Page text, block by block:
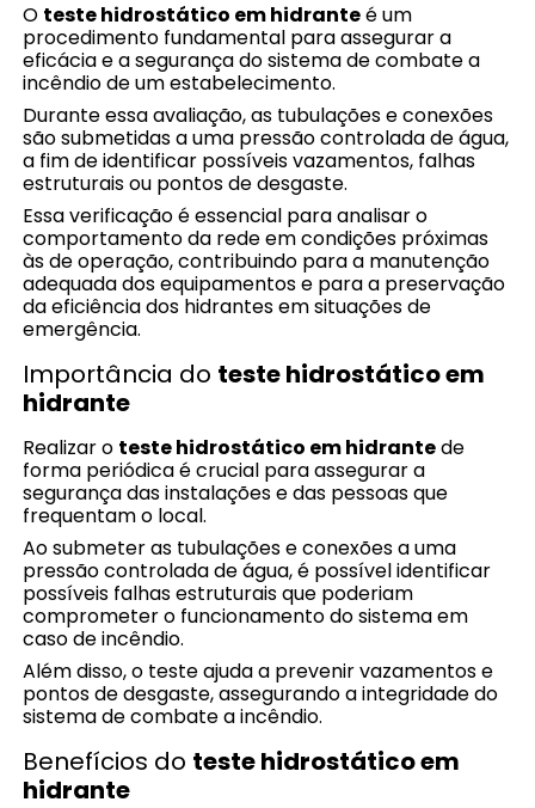
O teste hidrostático em hidranteé um
procedimento fundamental para assegurar a
eficácia e a segurança do sistema de combate a
incêndio de um estabelecimento.
Durante essa avaliação, as tubulações e conexões
são submetidas a uma pressão controlada de água,
a fim de identificar possíveis vazamentos, falhas
estruturais ou pontos de desgaste.
Essa verificação é essencial para analisar o
comportamento da rede em condições próximas
às de operação, contribuindo para a manutenção
adequada dos equipamentos e para a preservação
da eficiência dos hidrantes em situações de
emergência.
Importância do teste hidrostático em
hidrante
Realizar o teste hidrostático em hidrantede
forma periódica é crucial para assegurar a
segurança das instalações e das pessoas que
frequentam o local.
Ao submeter as tubulações e conexões a uma
pressão controlada de água, é possível identificar
possíveis falhas estruturais que poderiam
comprometer o funcionamento do sistema em
caso de incêndio.
Além disso, o teste ajuda a prevenir vazamentos e
pontos de desgaste, assegurando a integridade do
sistema de combate a incêndio.
Benefícios do teste hidrostático em
hidrante